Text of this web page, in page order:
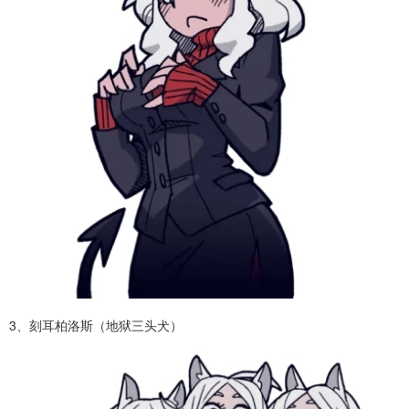
3、刻耳柏洛斯（地狱三头犬）